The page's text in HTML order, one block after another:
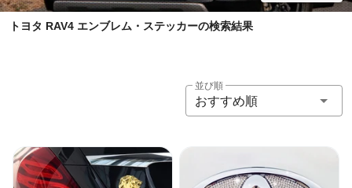
トヨタ RAV4 エンブレム・ステッカーの検索結果
並び順
おすすめ順